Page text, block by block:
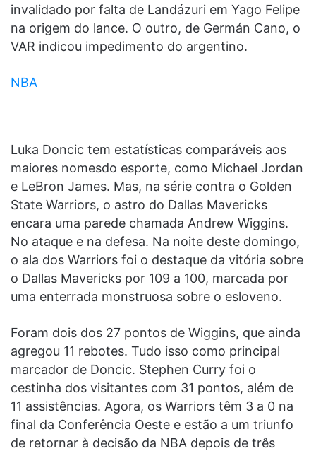
invalidado por falta de Landázuri em Yago Felipe
na origem do lance. O outro, de Germán Cano, o
VAR indicou impedimento do argentino.
NBA
Luka Doncic tem estatísticas comparáveis aos
maiores nomesdo esporte, como Michael Jordan
e LeBron James. Mas, na série contra o Golden
State Warriors, o astro do Dallas Mavericks
encara uma parede chamada Andrew Wiggins.
No ataque e na defesa. Na noite deste domingo,
o ala dos Warriors foi o destaque da vitória sobre
o Dallas Mavericks por 109 a 100, marcada por
uma enterrada monstruosa sobre o esloveno.
Foram dois dos 27 pontos de Wiggins, que ainda
agregou 11 rebotes. Tudo isso como principal
marcador de Doncic. Stephen Curry foi o
cestinha dos visitantes com 31 pontos, além de
11 assistências. Agora, os Warriors têm 3 a 0 na
final da Conferência Oeste e estão a um triunfo
de retornar à decisão da NBA depois de três